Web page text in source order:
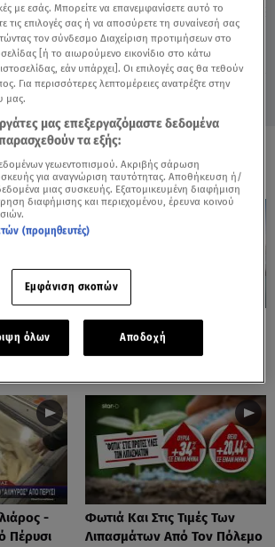
2026
Η
Τουρισμός: Εκκίνηση Με
Μεγάλη Αύξηση Στις Aφίξεις
-
Πέρυσι
Φωτιά Και Στις Τιμές Των
Λιπασμάτων Από Τον Πόλεμο
με εσάς. Μπορείτε να επανεμφανίσετε αυτό το
τις επιλογές σας ή να αποσύρετε τη συναίνεσή σας
τον σύνδεσμο Διαχείριση προτιμήσεων στο
[ή το αιωρούμενο εικονίδιο στο κάτω
εάν υπάρχει]. Οι επιλογές σας θα τεθούν
Για περισσότερες λεπτομέρειες ανατρέξτε στην
μας.
μας επεξεργαζόμαστε δεδομένα
τα εξής:
γεωεντοπισμού. Ακριβής σάρωση
για αναγνώριση ταυτότητας. Αποθήκευση ή/
μιας συσκευής. Εξατομικευμένη διαφήμιση
διαφήμισης και περιεχομένου, έρευνα κοινού
(προμηθευτές)
Εμφάνιση σκοπών
όλων Αποδοχή